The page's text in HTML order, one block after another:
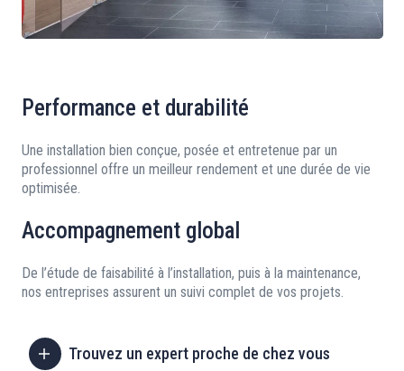
Performance et durabilité
Une installation bien conçue, posée et entretenue par un
professionnel offre un meilleur rendement et une durée de vie
optimisée.
Accompagnement global
De l’étude de faisabilité à l’installation, puis à la maintenance,
nos entreprises assurent un suivi complet de vos projets.
Trouvez un expert proche de chez vous